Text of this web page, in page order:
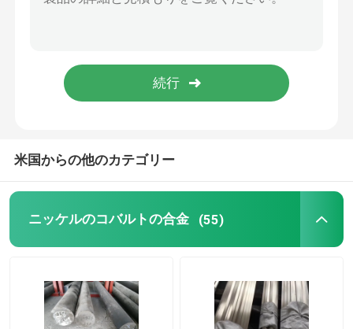
Incoloyの合金
ニモニックの合金
ニトロニックの合金
永久マグネット合金
米国からの他のカテゴリー
ニッケルのコバルトの合金 (55)